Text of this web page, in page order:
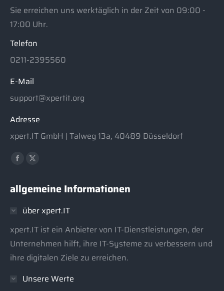
Sie erreichen uns werktäglich in der Zeit von 09:00 -
17:00 Uhr.
Telefon
0211-2395560
E-Mail
support@xpertit.org
Adresse
xpert.IT GmbH | Talweg 13a, 40489 Düsseldorf
Finden Sie uns auf:
Facebook
opens
new
window
X
opens
new
window
allgemeine Informationen
über xpert.IT
xpert.IT ist ein Anbieter von IT-Dienstleistungen, der
Unternehmen hilft, ihre IT-Systeme zu verbessern und
ihre digitalen Ziele zu erreichen.
Unsere Werte